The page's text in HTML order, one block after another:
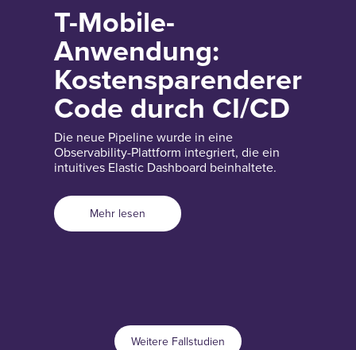
T-Mobile-
Anwendung:
Kostensparenderer
Code durch CI/CD
Die neue Pipeline wurde in eine
Observability-Plattform integriert, die ein
intuitives Elastic Dashboard beinhaltete.
Mehr lesen
Weitere Fallstudien